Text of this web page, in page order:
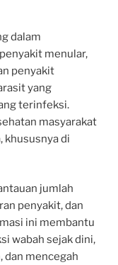
dalam
menular,
penyakit
yang
terinfeksi.
masyarakat
khususnya di
jumlah
penyakit, dan
ini membantu
wabah sejak dini,
dan mencegah